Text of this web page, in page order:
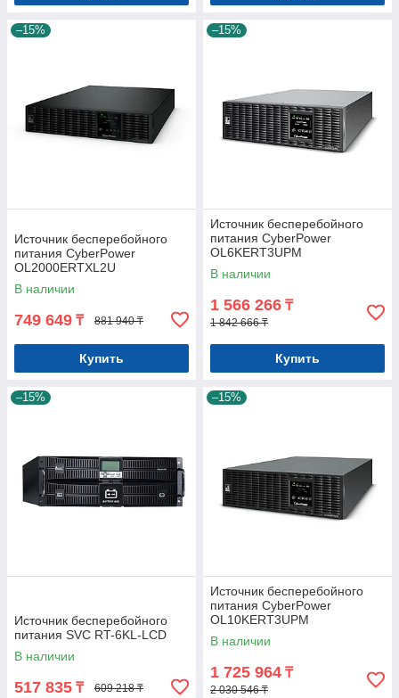
–15%
Источник бесперебойного
питания CyberPower
OL2000ERTXL2U
В наличии
749 649 ₸ 881 940 ₸
Купить
–15%
Источник бесперебойного
питания CyberPower
OL6KERT3UPM
В наличии
1 566 266 ₸
1 842 666 ₸
Купить
–15%
Источник бесперебойного
питания SVC RT-6KL-LCD
В наличии
517 835 ₸ 609 218 ₸
–15%
Источник бесперебойного
питания CyberPower
OL10KERT3UPM
В наличии
1 725 964 ₸
2 030 546 ₸